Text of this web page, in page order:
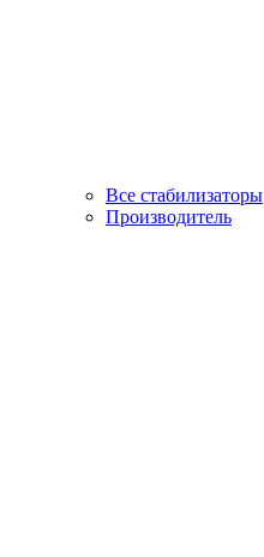
Все стабилизаторы
Производитель